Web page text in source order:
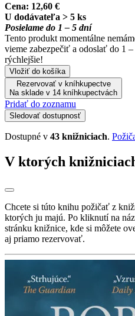
Cena: 12,60 €
U dodávateľa > 5 ks
Posielame do 1 – 5 dní
Tento produkt momentálne
vieme zabezpečiť a odoslať do 1
rýchlejšie!
Vložiť do košíka
Rezervovať v kníhkupectve
Na sklade v 14 kníhkupectvách
Pridať do zoznamu
Sledovať dostupnosť
Dostupné v 43 knižniciach.
V ktorých
Chcete si túto knihu požičať z
ktorých ju majú. Po kliknutí na
stránku knižnice, kde si môžete
aj priamo rezervovať.